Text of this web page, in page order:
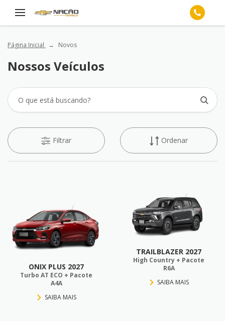
Página Inicial Novos
Nossos Veículos
Filtrar Ordenar
ONIX PLUS 2027
Turbo AT ECO + Pacote
A4A
SAIBA MAIS
TRAILBLAZER 2027
High Country + Pacote
R6A
SAIBA MAIS